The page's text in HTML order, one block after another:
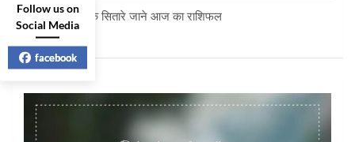
क्या कहते है आपके सितारे जाने आज का राशिफल
July 23, 2026
Follow us on
Social Media
facebook